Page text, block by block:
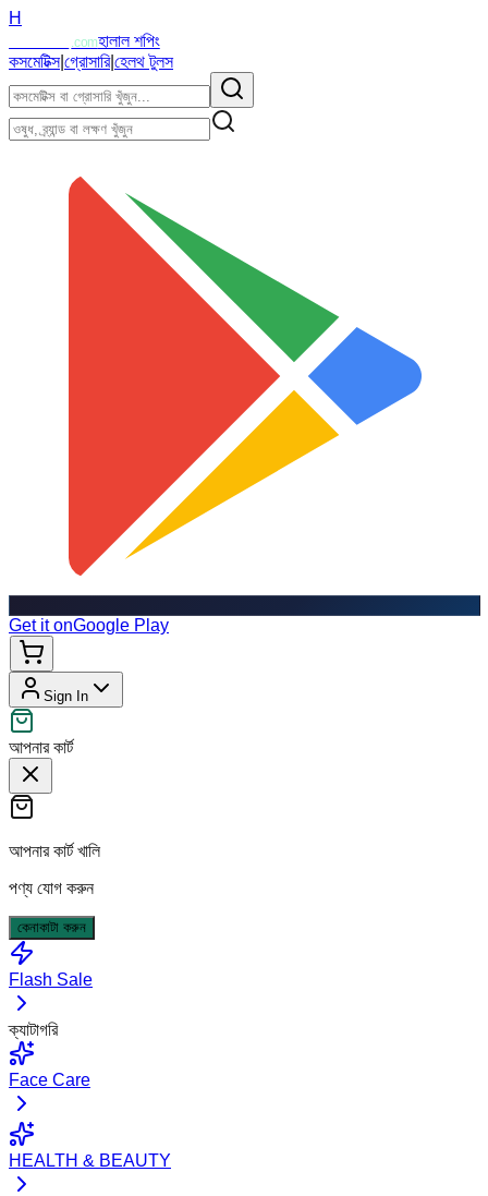
H
.comহালাল শপিং
কসমেটিক্স|গ্রোসারি|হেলথ টুলস
Get it onGoogle Play
Sign In
আপনার কার্ট
আপনার কার্ট খালি
পণ্য যোগ করুন
কেনাকাটা করুন
Flash Sale
ক্যাটাগরি
Face Care
HEALTH & BEAUTY